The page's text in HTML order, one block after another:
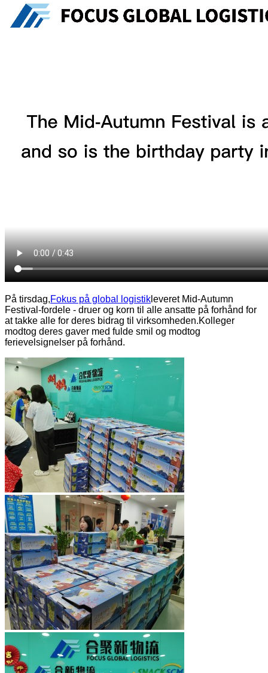
På tirsdag,Fokus på global logistik leveret Mid-Autumn
Festival-fordele - druer og korn til alle ansatte på forhånd for
at takke alle for deres bidrag til virksomheden.Kolleger
modtog deres gaver med fulde smil og modtog
ferievelsignelser på forhånd.